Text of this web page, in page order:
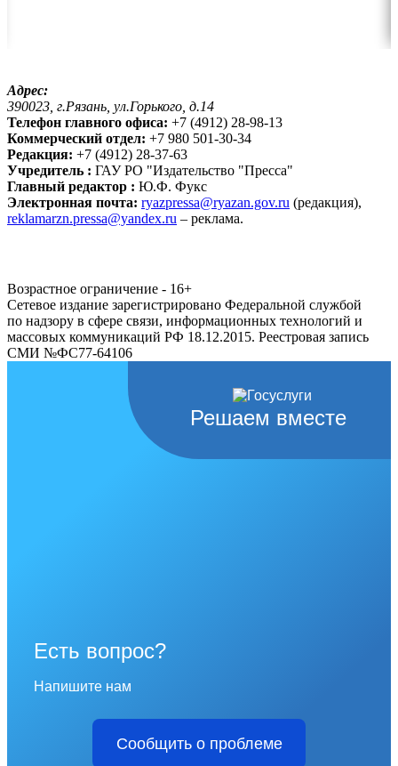
Адрес:
390023, г.Рязань, ул.Горького, д.14
Телефон главного офиса: +7 (4912) 28-98-13
Коммерческий отдел: +7 980 501-30-34
Редакция: +7 (4912) 28-37-63
Учредитель : ГАУ РО "Издательство "Пресса"
Главный редактор : Ю.Ф. Фукс
Электронная почта: ryazpressa@ryazan.gov.ru (редакция),
reklamarzn.pressa@yandex.ru – реклама.
Возрастное ограничение - 16+
Сетевое издание зарегистрировано Федеральной службой
по надзору в сфере связи, информационных технологий и
массовых коммуникаций РФ 18.12.2015. Реестровая запись
СМИ №ФС77-64106
Решаем вместе
Есть вопрос?
Напишите нам
Сообщить о проблеме